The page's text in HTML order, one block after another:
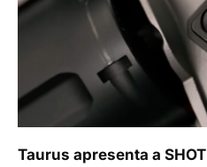
Taurus apresenta a